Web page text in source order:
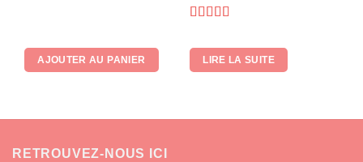
AJOUTER AU PANIER LIRE LA SUITE
RETROUVEZ-NOUS ICI